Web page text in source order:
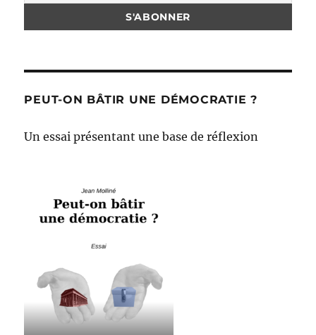
PEUT-ON BÂTIR UNE DÉMOCRATIE ?
Un essai présentant une base de réflexion